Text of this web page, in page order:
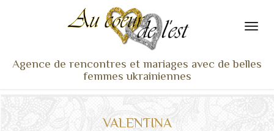
Agence de rencontres et mariages avec de belles
femmes ukrainiennes
NOS ADHÉRENTES
VALENTINA